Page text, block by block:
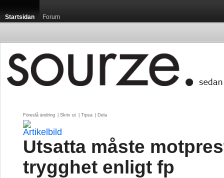
Startsidan Forum
Föreslå ändring Skriv ut Tipsa Dela
Utsatta måste
trygghet enligt fp